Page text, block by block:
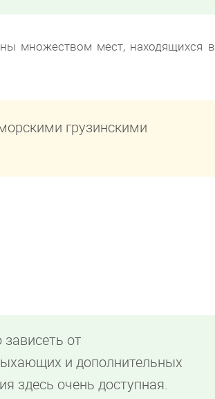
множеством мест, находящихся в
грузинскими
от
и дополнительных
здесь очень доступная.